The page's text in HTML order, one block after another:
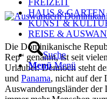
FREIZEIT
HAUS & GARTEN
KUNST &
REISE &
Suche
Menü Menü
Die Dominikanische
Rep“ genannt, ist seit
Urlauber. Dennoch steht
und Panama, nicht auf der
Auswanderungsländer der